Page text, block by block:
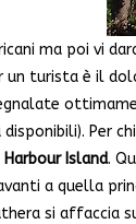
ma poi vi
un turista è il
Per
Harbour Island.
a quella
si affaccia